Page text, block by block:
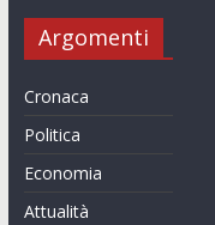
Argomenti
Cronaca
Politica
Economia
Attualità